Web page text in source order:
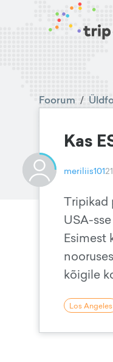
Foorum /
Kas
meriliis101
Tripikad
USA-
Esimest
kõigile
Los Angeles